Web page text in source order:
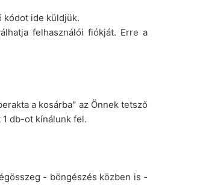
kódot ide küldjük.
felhasználói fiókját. Erre a
a kosárba" az Önnek tetsző
db-ot kínálunk fel.
- böngészés közben is -